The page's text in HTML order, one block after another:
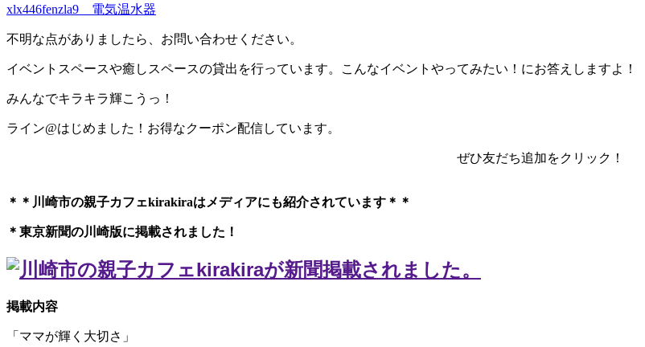
xlx446fenzla9 電気温水器
不明な点がありましたら、お問い合わせください。
イベントスペースや癒しスペースの貸出を行っています。こんなイベントやってみたい！にお答えしますよ！
みんなでキラキラ輝こうっ！
ライン@はじめました！お得なクーポン配信しています。
ぜひ友だち追加をクリック！
＊＊川崎市の親子カフェkirakiraは メディアにも紹介されています＊＊
＊東京新聞の川崎版に掲載されました！
掲載内容
「ママが輝く大切さ」